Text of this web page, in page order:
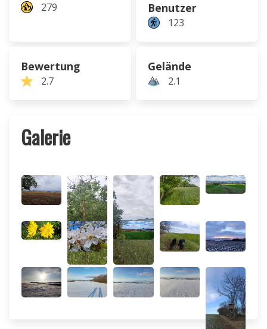
279
Benutzer
123
Bewertung
2.7
Gelände
2.1
Galerie